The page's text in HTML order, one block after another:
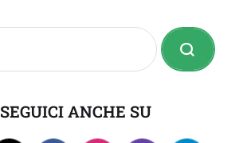
SEGUICI ANCHE SU